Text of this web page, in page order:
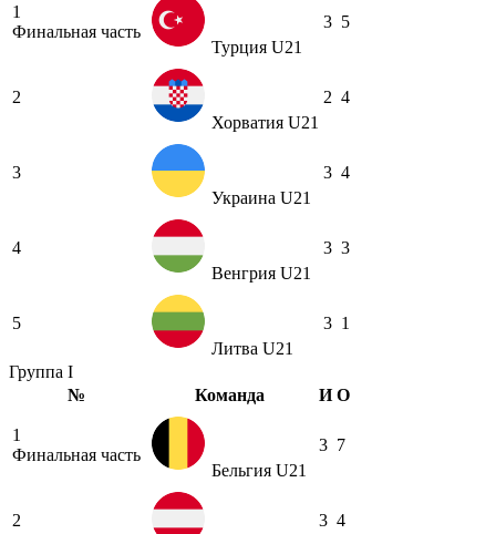
1
Финальная часть
Турция U21
3 5
2
Хорватия U21
2 4
3
Украина U21
3 4
4
Венгрия U21
3 3
5
Литва U21
3 1
Группа I
№
Команда И О
1
Финальная часть
Бельгия U21
3 7
2
3 4